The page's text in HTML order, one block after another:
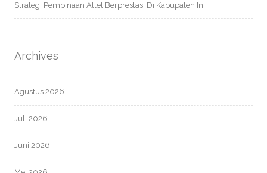
Strategi Pembinaan Atlet Berprestasi Di Kabupaten Ini
Archives
Agustus 2026
Juli 2026
Juni 2026